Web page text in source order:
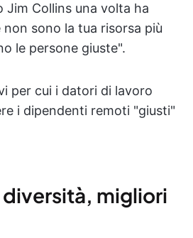
Jim Collins una volta ha
sono la tua risorsa più
le persone giuste".
per cui i datori di lavoro
i dipendenti remoti "giusti"
diversità, migliori